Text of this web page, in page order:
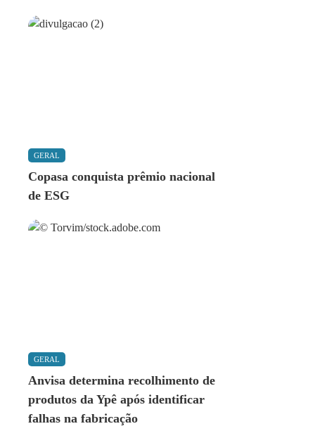
GERAL
Copasa conquista prêmio nacional
de ESG
GERAL
Anvisa determina recolhimento de
produtos da Ypê após identificar
falhas na fabricação